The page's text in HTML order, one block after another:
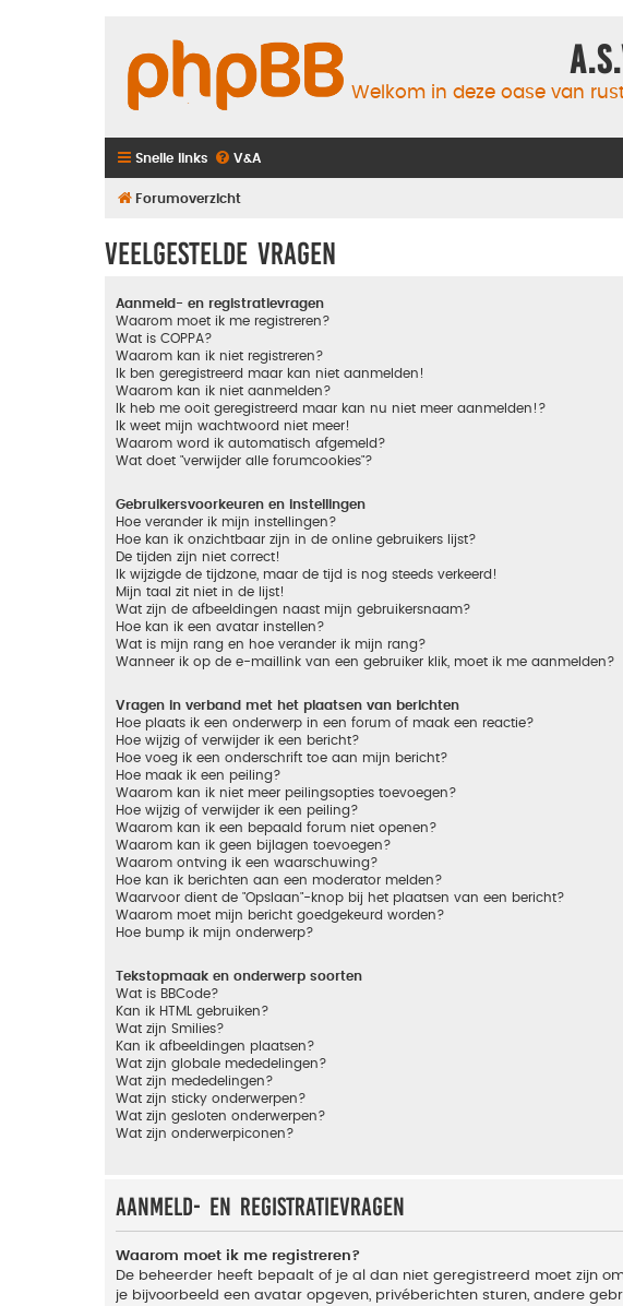
Welkom in deze oase van
Snelle links V&A
Forumoverzicht
Veelgestelde vragen
Aanmeld- en registratievragen
Waarom moet ik me registreren?
Wat is COPPA?
Waarom kan ik niet registreren?
Ik ben geregistreerd maar kan niet aanmelden!
Waarom kan ik niet aanmelden?
Ik heb me ooit geregistreerd maar kan nu niet meer aanmelden!?
Ik weet mijn wachtwoord niet meer!
Waarom word ik automatisch afgemeld?
Wat doet "verwijder alle forumcookies"?
Gebruikersvoorkeuren en instellingen
Hoe verander ik mijn instellingen?
Hoe kan ik onzichtbaar zijn in de online gebruikers lijst?
De tijden zijn niet correct!
Ik wijzigde de tijdzone, maar de tijd is nog steeds verkeerd!
Mijn taal zit niet in de lijst!
Wat zijn de afbeeldingen naast mijn gebruikersnaam?
Hoe kan ik een avatar instellen?
Wat is mijn rang en hoe verander ik mijn rang?
Wanneer ik op de e-maillink van een gebruiker klik, moet ik me aanmelden?
Vragen in verband met het plaatsen van berichten
Hoe plaats ik een onderwerp in een forum of maak een reactie?
Hoe wijzig of verwijder ik een bericht?
Hoe voeg ik een onderschrift toe aan mijn bericht?
Hoe maak ik een peiling?
Waarom kan ik niet meer peilingsopties toevoegen?
Hoe wijzig of verwijder ik een peiling?
Waarom kan ik een bepaald forum niet openen?
Waarom kan ik geen bijlagen toevoegen?
Waarom ontving ik een waarschuwing?
Hoe kan ik berichten aan een moderator melden?
Waarvoor dient de "Opslaan"-knop bij het plaatsen van een bericht?
Waarom moet mijn bericht goedgekeurd worden?
Hoe bump ik mijn onderwerp?
Tekstopmaak en onderwerp soorten
Wat is BBCode?
Kan ik HTML gebruiken?
Wat zijn Smilies?
Kan ik afbeeldingen plaatsen?
Wat zijn globale mededelingen?
Wat zijn mededelingen?
Wat zijn sticky onderwerpen?
Wat zijn gesloten onderwerpen?
Wat zijn onderwerpiconen?
Aanmeld- en registratievragen
Waarom moet ik me registreren?
De beheerder heeft bepaalt of je al dan niet geregistreerd moet zijn
je bijvoorbeeld een avatar opgeven, privéberichten sturen, andere